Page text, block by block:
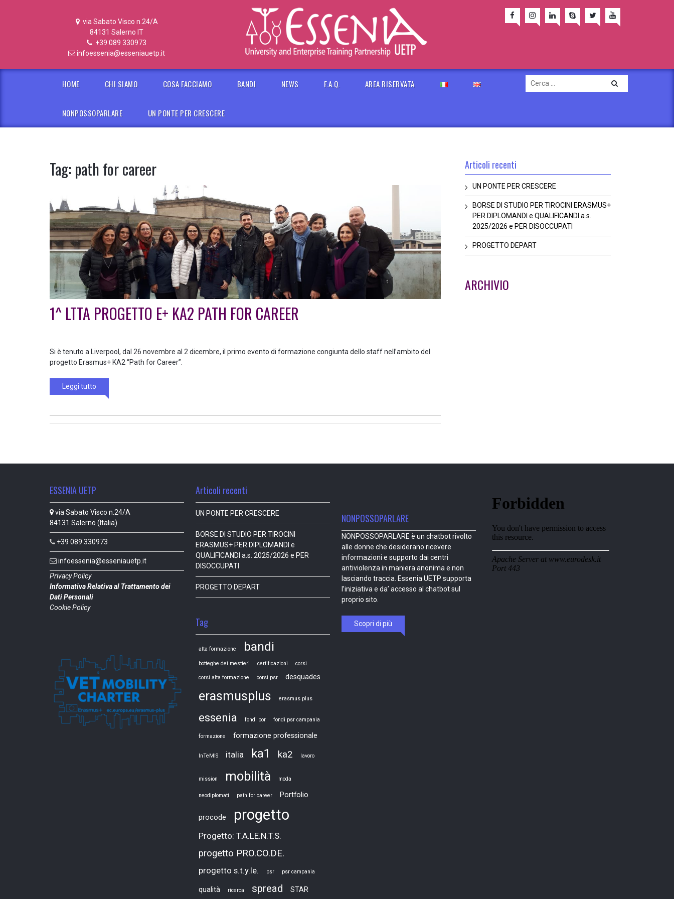
via Sabato Visco n.24/A
84131 Salerno IT
+39 089 330973
infoessenia@esseniauetp.it
HOME CHI SIAMO COSA FACCIAMO BANDI NEWS F.A.Q. AREA RISERVATA
NONPOSSOPARLARE UN PONTE PER CRESCERE
Tag: path for career
1^ LTTA PROGETTO E+ KA2 PATH FOR CAREER
Si è tenuto a Liverpool, dal 26 novembre al 2 dicembre, il primo evento di formazione congiunta dello staff nell’ambito del
progetto Erasmus+ KA2 “Path for Career”.
Leggi tutto
Articoli recenti
UN PONTE PER CRESCERE
BORSE DI STUDIO PER TIROCINI ERASMUS+
PER DIPLOMANDI e QUALIFICANDI a.s.
2025/2026 e PER DISOCCUPATI
PROGETTO DEPART
ARCHIVIO
ESSENIA UETP
via Sabato Visco n.24/A
84131 Salerno (Italia)
+39 089 330973
infoessenia@esseniauetp.it
Privacy Policy
Informativa Relativa al Trattamento dei
Dati Personali
Cookie Policy
Articoli recenti
UN PONTE PER CRESCERE
BORSE DI STUDIO PER TIROCINI
ERASMUS+ PER DIPLOMANDI e
QUALIFICANDI a.s. 2025/2026 e PER
DISOCCUPATI
PROGETTO DEPART
Tag
alta formazione bandi
botteghe dei mestieri certificazioni corsi
corsi alta formazione corsi psr desquades
erasmusplus erasmus plus
essenia fondi por fondi psr campania
formazione formazione professionale
InTeMIS italia ka1 ka2 lavoro
mission mobilità moda
neodiplomati path for career Portfolio
procode progetto
Progetto: T.A.LE.N.T.S.
progetto PRO.CO.DE.
progetto s.t.y.le. psr psr campania
qualità ricerca spread STAR
NONPOSSOPARLARE
NONPOSSOPARLARE è un chatbot rivolto
alle donne che desiderano ricevere
informazioni e supporto dai centri
antiviolenza in maniera anonima e non
lasciando traccia. Essenia UETP supporta
l’iniziativa e da’ accesso al chatbot sul
proprio sito.
Scopri di più